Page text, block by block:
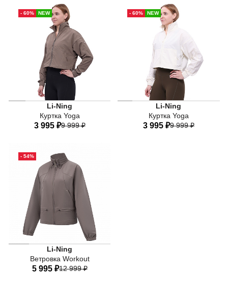
40 42 44
50
40 42 44
50
- 60% NEW
Li-Ning
Куртка Yoga
3 995 ₽9 999 ₽
40
50
- 60% NEW
Li-Ning
Куртка Yoga
3 995 ₽9 999 ₽
- 54%
Li-Ning
Ветровка Workout
5 995 ₽12 999 ₽